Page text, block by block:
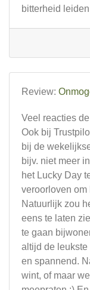
bitterheid
Review:
Veel reacties
Ook bij
bij de
bijv. niet meer
het Lucky Day
veroorloven om
Natuurlijk zou
eens te laten
te gaan
altijd de leukste
en spannend.
wint, of maar